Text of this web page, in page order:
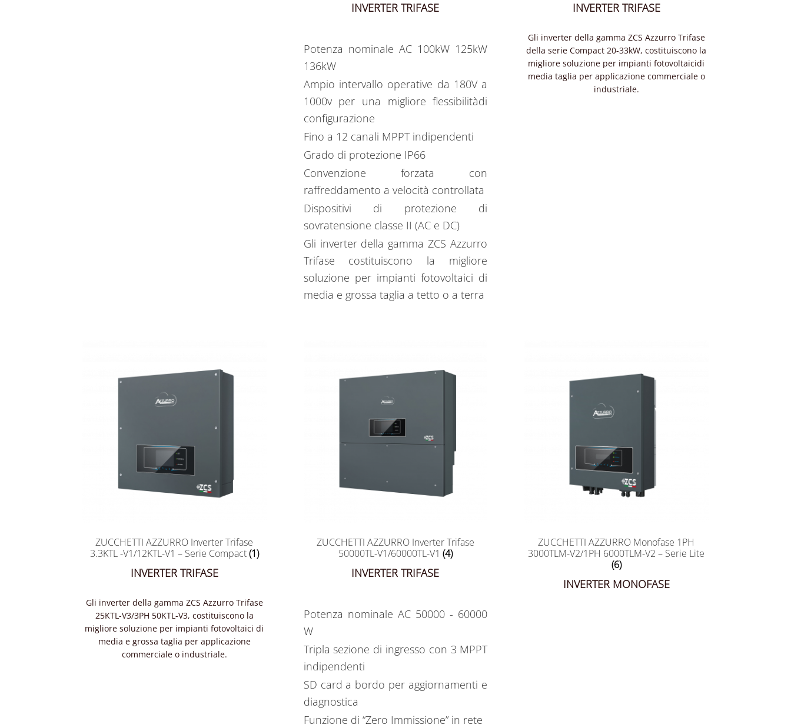
INVERTER TRIFASE
Potenza nominale AC 100kW 125kW
136kW
Ampio intervallo operative da 180V a
1000v per una migliore flessibilitàdi
configurazione
Fino a 12 canali MPPT indipendenti
Grado di protezione IP66
Convenzione forzata con
raffreddamento a velocità controllata
Dispositivi di protezione di
sovratensione classe II (AC e DC)
Gli inverter della gamma ZCS Azzurro
Trifase costituiscono la migliore
soluzione per impianti fotovoltaici di
media e grossa taglia a tetto o a terra
INVERTER TRIFASE
Gli inverter della gamma ZCS Azzurro Trifase
della serie Compact 20-33kW, costituiscono la
migliore soluzione per impianti fotovoltaicidi
media taglia per applicazione commerciale o
industriale.
ZUCCHETTI AZZURRO Inverter Trifase
3.3KTL -V1/12KTL-V1 – Serie Compact(1)
INVERTER TRIFASE
Gli inverter della gamma ZCS Azzurro Trifase
25KTL-V3/3PH 50KTL-V3, costituiscono la
migliore soluzione per impianti fotovoltaici di
media e grossa taglia per applicazione
commerciale o industriale.
ZUCCHETTI AZZURRO Inverter Trifase
50000TL-V1/60000TL-V1 (4)
INVERTER TRIFASE
Potenza nominale AC 50000 - 60000
W
Tripla sezione di ingresso con 3 MPPT
indipendenti
SD card a bordo per aggiornamenti e
diagnostica
Funzione di “Zero Immissione” in rete
ZUCCHETTI AZZURRO Monofase 1PH
3000TLM-V2/1PH 6000TLM-V2 – Serie Lite
(6)
INVERTER MONOFASE